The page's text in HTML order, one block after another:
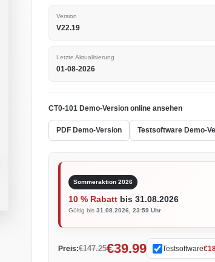
Version
V22.19
Letzte Aktualisierung
01-08-2026
CT0-101 Demo-Version online ansehen
PDF Demo-Version Testsoftware Demo-
Sommeraktion 2026
10 % Rabatt bis 31.08.2026
Gültig bis 31.08.2026, 23:59 Uhr
Preis:€147.25€39.99 Testsoftware